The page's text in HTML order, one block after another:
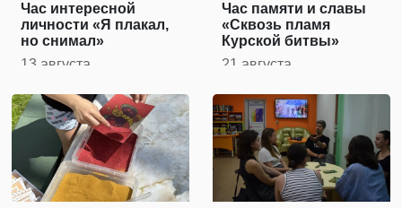
Час интересной
личности «Я плакал,
но снимал»
13 августа
Час памяти и славы
«Сквозь пламя
Курской битвы»
21 августа